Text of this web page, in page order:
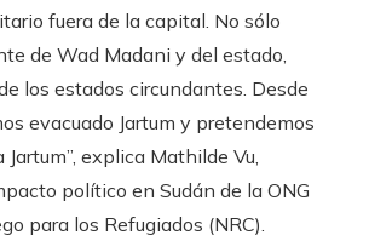
fuera de la capital. No sólo
de Wad Madani y del estado,
los estados circundantes. Desde
evacuado Jartum y pretendemos
explica Mathilde Vu,
político en Sudán de la ONG
para los Refugiados (NRC).